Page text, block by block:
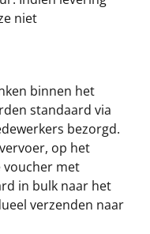
niet
binnen het
standaard via
bezorgd.
op het
voucher met
in bulk naar het
verzenden naar